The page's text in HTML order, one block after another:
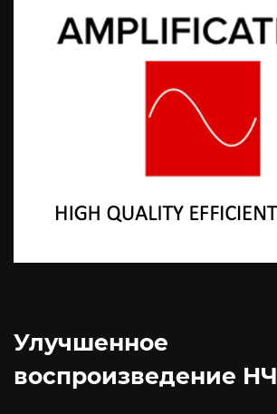
Улучшенное
воспроизведение НЧ